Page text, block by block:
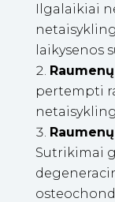
Ilgalaikiai
laikysenos
pertempti
Sutrikimai